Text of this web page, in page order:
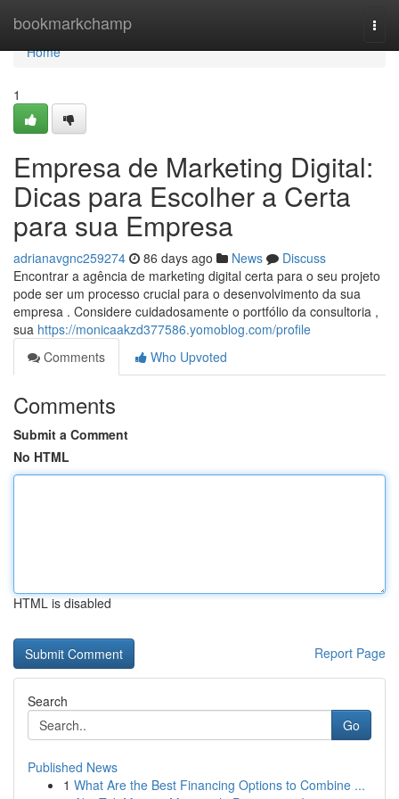
bookmarkchamp
Home
Home
1
Empresa de Marketing Digital:
Dicas para Escolher a Certa
para sua Empresa
adrianavgnc259274 86 days ago News
Discuss
Encontrar a agência de marketing digital certa para o seu projeto
pode ser um processo crucial para o desenvolvimento da sua
empresa . Considere cuidadosamente o portfólio da consultoria ,
sua https://monicaakzd377586.yomoblog.com/profile
Comments
Who Upvoted
Comments
Submit a Comment
No HTML
HTML is disabled
Report Page
Search
Go
Published News
1 What Are the Best Financing Options to Combine ...